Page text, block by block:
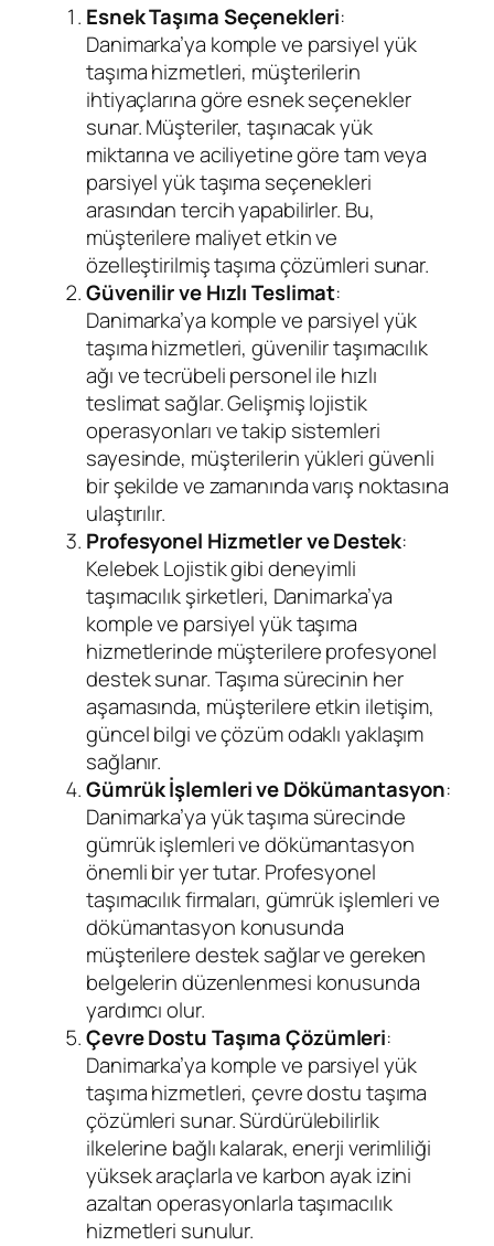
Esnek Taşıma Seçenekleri:
Danimarka’ya komple ve parsiyel yük
taşıma hizmetleri, müşterilerin
ihtiyaçlarına göre esnek seçenekler
sunar. Müşteriler, taşınacak yük
miktarına ve aciliyetine göre tam veya
parsiyel yük taşıma seçenekleri
arasından tercih yapabilirler. Bu,
müşterilere maliyet etkin ve
özelleştirilmiş taşıma çözümleri sunar.
Güvenilir ve Hızlı Teslimat:
Danimarka’ya komple ve parsiyel yük
taşıma hizmetleri, güvenilir taşımacılık
ağı ve tecrübeli personel ile hızlı
teslimat sağlar. Gelişmiş lojistik
operasyonları ve takip sistemleri
sayesinde, müşterilerin yükleri güvenli
bir şekilde ve zamanında varış noktasına
ulaştırılır.
Profesyonel Hizmetler ve Destek:
Kelebek Lojistik gibi deneyimli
taşımacılık şirketleri, Danimarka’ya
komple ve parsiyel yük taşıma
hizmetlerinde müşterilere profesyonel
destek sunar. Taşıma sürecinin her
aşamasında, müşterilere etkin iletişim,
güncel bilgi ve çözüm odaklı yaklaşım
sağlanır.
Gümrük İşlemleri ve Dökümantasyon:
Danimarka’ya yük taşıma sürecinde
gümrük işlemleri ve dökümantasyon
önemli bir yer tutar. Profesyonel
taşımacılık firmaları, gümrük işlemleri ve
dökümantasyon konusunda
müşterilere destek sağlar ve gereken
belgelerin düzenlenmesi konusunda
yardımcı olur.
Çevre Dostu Taşıma Çözümleri:
Danimarka’ya komple ve parsiyel yük
taşıma hizmetleri, çevre dostu taşıma
çözümleri sunar. Sürdürülebilirlik
ilkelerine bağlı kalarak, enerji verimliliği
yüksek araçlarla ve karbon ayak izini
azaltan operasyonlarla taşımacılık
hizmetleri sunulur.